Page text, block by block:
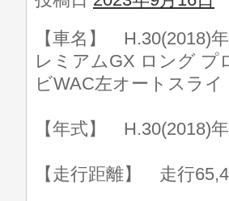
【車名】 H.30(2018)
レミアムGX ロング プ
ビWAC左オートスライ
【年式】 H.30(2018)年
【走行距離】 走行